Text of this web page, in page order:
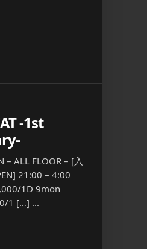
-1st
– ALL FLOOR – [入
21:00 – 4:00
1D 9mon
1 […] ...